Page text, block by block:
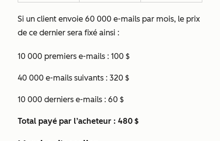
Si un client envoie 60 000 e-mails par mois, le prix
de ce dernier sera fixé ainsi :
10 000 premiers e-mails : 100 $
40 000 e-mails suivants : 320 $
10 000 derniers e-mails : 60 $
Total payé par l’acheteur : 480 $